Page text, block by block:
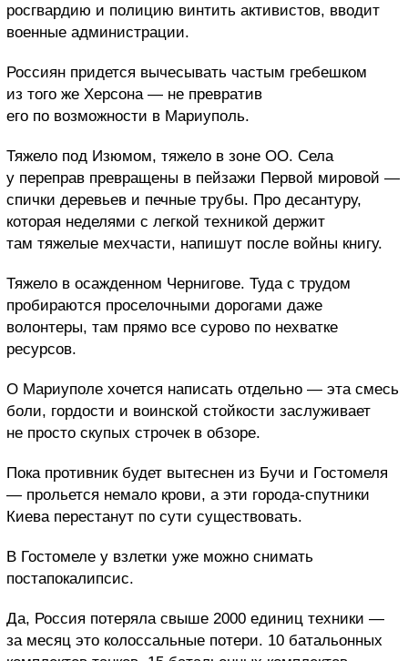
росгвардию и полицию винтить активистов, вводит
военные администрации.
Россиян придется вычесывать частым гребешком
из того же Херсона — не превратив
его по возможности в Мариуполь.
Тяжело под Изюмом, тяжело в зоне ОО. Села
у переправ превращены в пейзажи Первой мировой —
спички деревьев и печные трубы. Про десантуру,
которая неделями с легкой техникой держит
там тяжелые мехчасти, напишут после войны книгу.
Тяжело в осажденном Чернигове. Туда с трудом
пробираются проселочными дорогами даже
волонтеры, там прямо все сурово по нехватке
ресурсов.
О Мариуполе хочется написать отдельно — эта смесь
боли, гордости и воинской стойкости заслуживает
не просто скупых строчек в обзоре.
Пока противник будет вытеснен из Бучи и Гостомеля
— прольется немало крови, а эти города-спутники
Киева перестанут по сути существовать.
В Гостомеле у взлетки уже можно снимать
постапокалипсис.
Да, Россия потеряла свыше 2000 единиц техники —
за месяц это колоссальные потери. 10 батальонных